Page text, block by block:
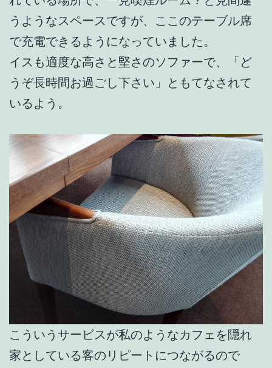
うようなスペースですが、ここのテーブル席
で充電できるようになっていました。
イスも適度な高さと堅さのソファーで、「ど
うぞ長時間お過ごし下さい」ともてなされて
いるよう。
こういうサービスが私のようなカフェを隠れ
家としている客のリピートにつながるので